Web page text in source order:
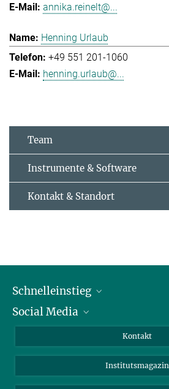
annika.reinelt@...
Henning Urlaub
+49 551 201-1060
henning.urlaub@...
Team
Instrumente & Software
Kontakt & Standort
Schnelleinstieg
Alumni
Social Media
Facebook
Kontakt
Institutsmagazin